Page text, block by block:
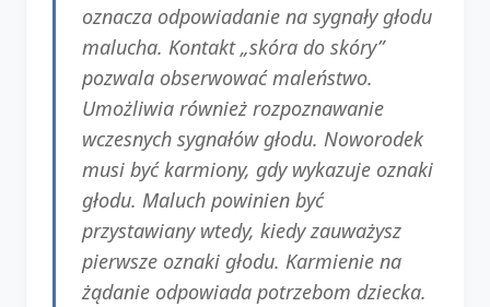
oznacza odpowiadanie na sygnały głodu
malucha. Kontakt „skóra do skóry”
pozwala obserwować maleństwo.
Umożliwia również rozpoznawanie
wczesnych sygnałów głodu. Noworodek
musi być karmiony, gdy wykazuje oznaki
głodu. Maluch powinien być
przystawiany wtedy, kiedy zauważysz
pierwsze oznaki głodu. Karmienie na
żądanie odpowiada potrzebom dziecka.